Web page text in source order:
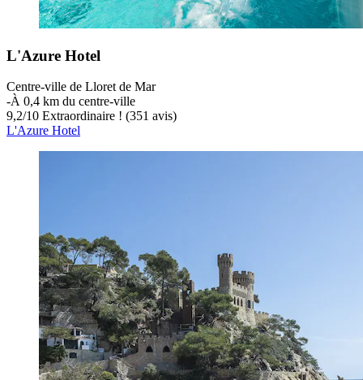
L'Azure Hotel
Centre-ville de Lloret de Mar
‐À 0,4 km du centre-ville
9,2/10 Extraordinaire ! (351 avis)
L'Azure Hotel